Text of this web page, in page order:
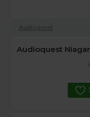
Audioquest
Audioquest